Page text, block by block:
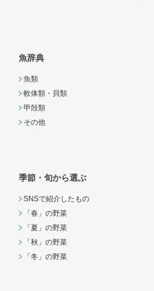
魚辞典
魚類
軟体類・貝類
甲殻類
その他
季節・旬から選ぶ
SNSで紹介したもの
「春」の野菜
「夏」の野菜
「秋」の野菜
「冬」の野菜